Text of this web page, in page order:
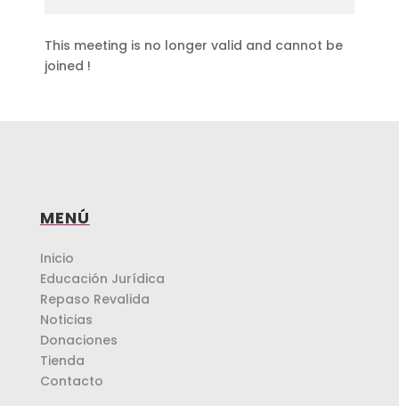
This meeting is no longer valid and cannot be
joined !
MENÚ
Inicio
Educación Jurídica
Repaso Revalida
Noticias
Donaciones
Tienda
Contacto